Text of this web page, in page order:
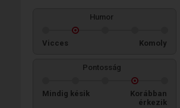
Humor
Vicces Komoly
Pontosság
Mindig késik
Korábban
érkezik